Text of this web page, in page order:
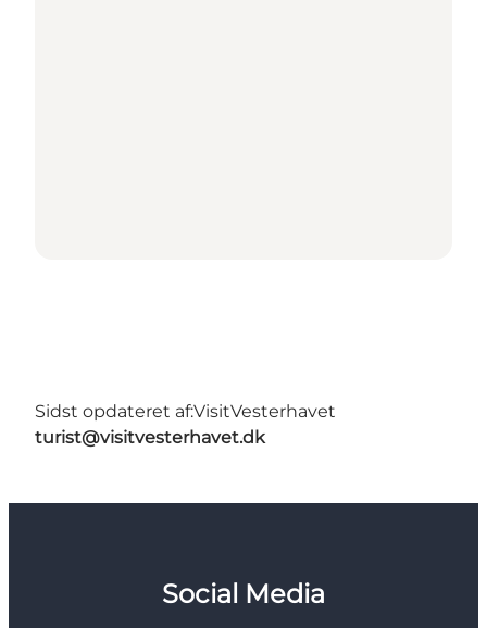
Sidst opdateret af:VisitVesterhavet
turist@visitvesterhavet.dk
Social Media